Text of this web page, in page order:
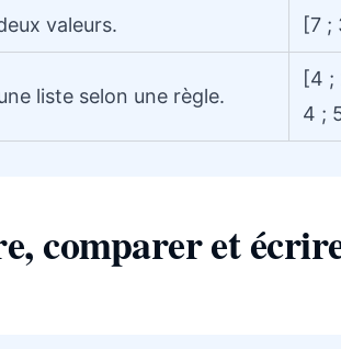
valeurs. [7 ;
liste selon une règle.
[4 ;
4 ;
comparer et